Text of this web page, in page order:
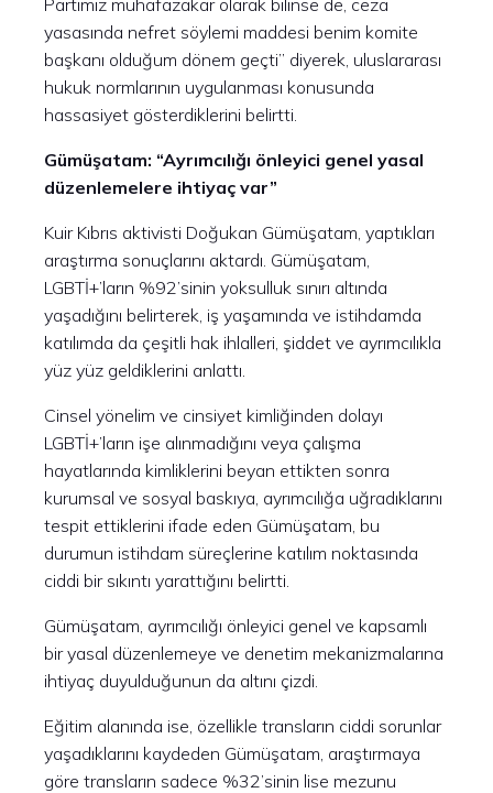
Partimiz muhafazakar olarak bilinse de, ceza
yasasında nefret söylemi maddesi benim komite
başkanı olduğum dönem geçti” diyerek, uluslararası
hukuk normlarının uygulanması konusunda
hassasiyet gösterdiklerini belirtti.
Gümüşatam: “Ayrımcılığı önleyici genel yasal
düzenlemelere ihtiyaç var”
Kuir Kıbrıs aktivisti Doğukan Gümüşatam, yaptıkları
araştırma sonuçlarını aktardı. Gümüşatam,
LGBTİ+’ların %92’sinin yoksulluk sınırı altında
yaşadığını belirterek, iş yaşamında ve istihdamda
katılımda da çeşitli hak ihlalleri, şiddet ve ayrımcılıkla
yüz yüz geldiklerini anlattı.
Cinsel yönelim ve cinsiyet kimliğinden dolayı
LGBTİ+’ların işe alınmadığını veya çalışma
hayatlarında kimliklerini beyan ettikten sonra
kurumsal ve sosyal baskıya, ayrımcılığa uğradıklarını
tespit ettiklerini ifade eden Gümüşatam, bu
durumun istihdam süreçlerine katılım noktasında
ciddi bir sıkıntı yarattığını belirtti.
Gümüşatam, ayrımcılığı önleyici genel ve kapsamlı
bir yasal düzenlemeye ve denetim mekanizmalarına
ihtiyaç duyulduğunun da altını çizdi.
Eğitim alanında ise, özellikle transların ciddi sorunlar
yaşadıklarını kaydeden Gümüşatam, araştırmaya
göre transların sadece %32’sinin lise mezunu